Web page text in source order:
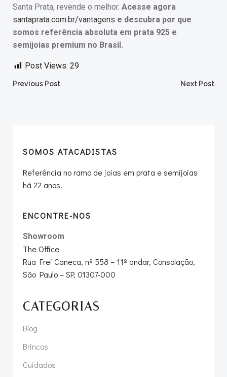
Santa Prata, revende o melhor. Acesse agora
santaprata.com.br/vantagens e descubra por que
somos referência absoluta em prata 925 e
semijoias premium no Brasil.
Post Views: 29
Post
Previous Post Next Post
SOMOS ATACADISTAS
Referência no ramo de joias em prata e semijoias
há 22 anos.
ENCONTRE-NOS
Showroom
The Office
Rua Frei Caneca, nº 558 – 11º andar, Consolação,
São Paulo – SP, 01307-000
CATEGORIAS
Blog
Brincos
Cuidados